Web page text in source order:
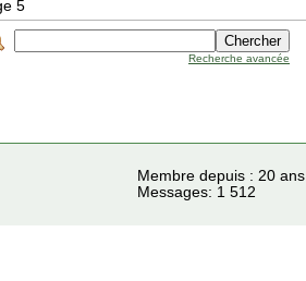
5
Recherche avancée
Membre depuis : 20 ans
Messages: 1 512